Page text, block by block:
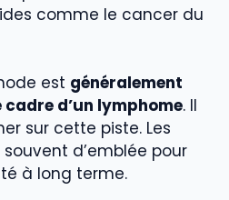
comme le cancer du
est généralement
d’un lymphome. Il
sur cette piste. Les
d’emblée pour
à long terme.